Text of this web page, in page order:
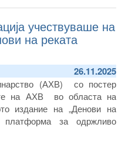
учествуваше на
на реката
26.11.2025
(АХВ) со постер
на АХВ во областа на
издание на „Денови на
платформа за одржливо